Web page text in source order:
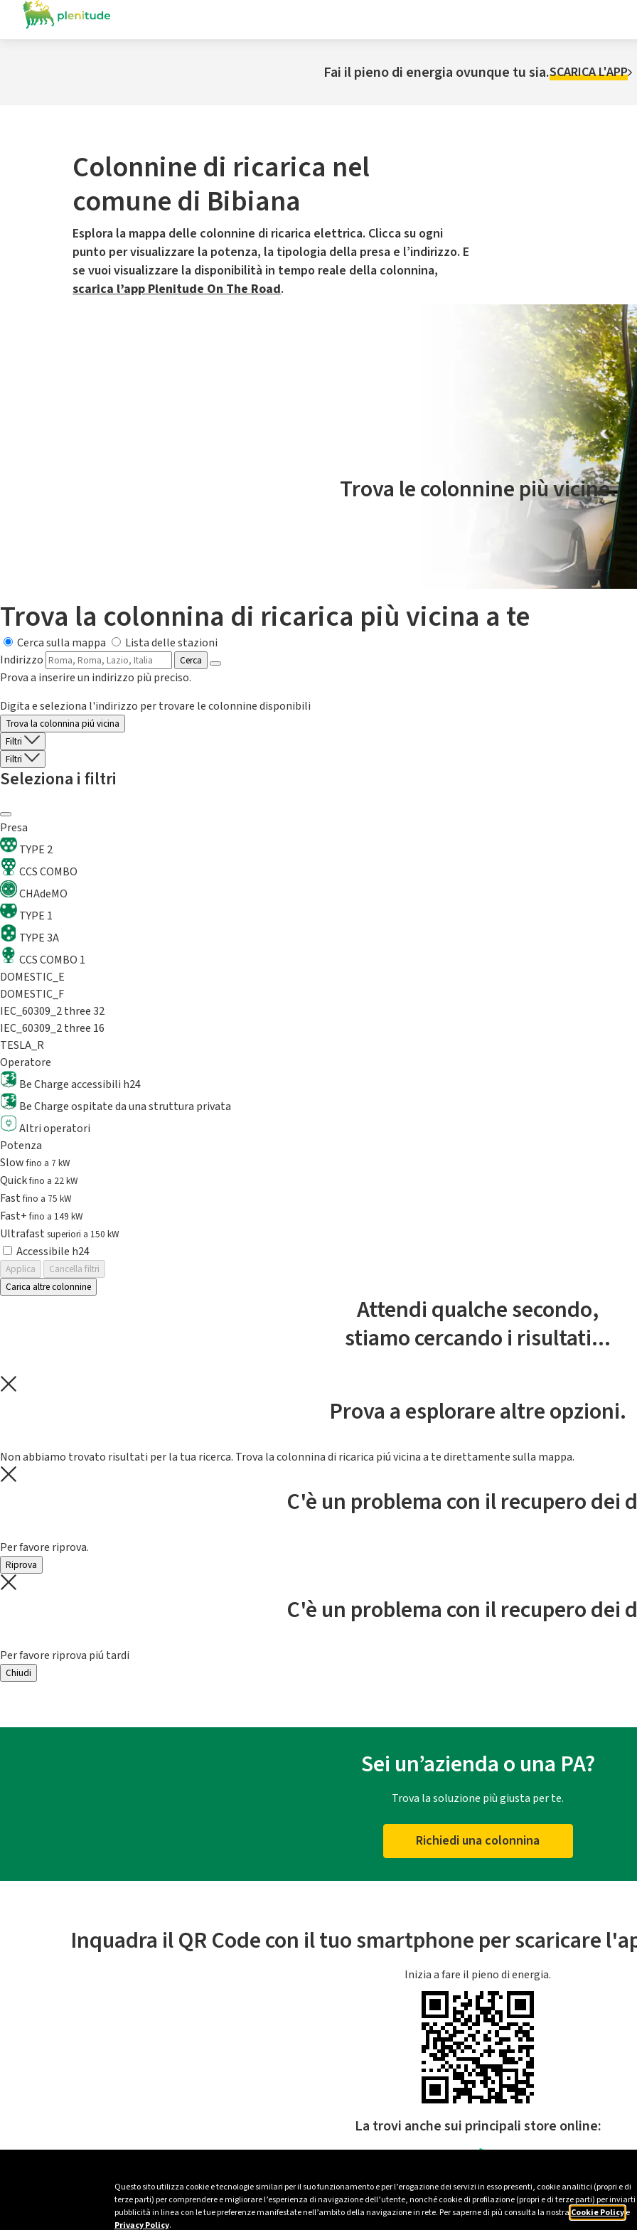
Questo sito utilizza cookie e tecnologie similari per il suo funzionamento e per l’erogazione dei servizi in esso presenti, cookie analitici (propri e di
terze parti) per comprendere e migliorare l’esperienza di navigazione dell’utente, nonché cookie di profilazione (propri e di terze parti) per inviarti
pubblicità in linea con le tue preferenze manifestate nell’ambito della navigazione in rete. Per saperne di più consulta la nostra Cookie Policye
Privacy Policy.
Fai il pieno di energia ovunque tu sia.SCARICA L'APP
Colonnine di ricarica nel
comune di Bibiana
Esplora la mappa delle colonnine di ricarica elettrica. Clicca su ogni
punto per visualizzare la potenza, la tipologia della presa e l’indirizzo. E
se vuoi visualizzare la disponibilità in tempo reale della colonnina,
scarica l’app Plenitude On The Road.
Il servizio di mobilità elettrica è gestito da Plenitude On The Road
Trova le colonnine più vicine.
Trova la colonnina di ricarica più vicina a te
Cerca sulla mappa
Lista delle stazioni
Indirizzo
Cerca
Prova a inserire un indirizzo più preciso.
Digita e seleziona l'indirizzo per trovare le colonnine disponibili
Trova la colonnina piú vicina
Filtri
Filtri
Seleziona i filtri
Presa
TYPE 2
CCS COMBO
CHAdeMO
TYPE 1
TYPE 3A
CCS COMBO 1
DOMESTIC_E
DOMESTIC_F
IEC_60309_2 three 32
IEC_60309_2 three 16
TESLA_R
Operatore
Be Charge accessibili h24
Be Charge ospitate da una struttura privata
Altri operatori
Potenza
Slowfino a 7 kW
Quickfino a 22 kW
Fastfino a 75 kW
Fast+fino a 149 kW
Ultrafast superiori a 150 kW
Accessibile h24
Applica
Cancella filtri
Carica altre colonnine
Attendi qualche secondo,
stiamo cercando i risultati...
Prova a esplorare altre opzioni.
Non abbiamo trovato risultati per la tua ricerca. Trova la colonnina di ricarica piú vicina a te direttamente sulla mappa.
C'è un problema con il recupero dei
Per favore riprova.
Riprova
C'è un problema con il recupero dei
Per favore riprova piú tardi
Chiudi
Sei un’azienda o una PA?
Trova la soluzione più giusta per te.
Richiedi una colonnina
Inquadra il QR Code con il tuo smartphone per scaricare
Inizia a fare il pieno di energia.
La trovi anche sui principali store online: